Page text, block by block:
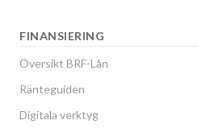
FINANSIERING
Översikt BRF-Lån
Ränteguiden
Digitala verktyg